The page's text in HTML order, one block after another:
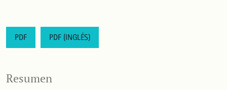
PDF PDF (INGLÉS)
Resumen